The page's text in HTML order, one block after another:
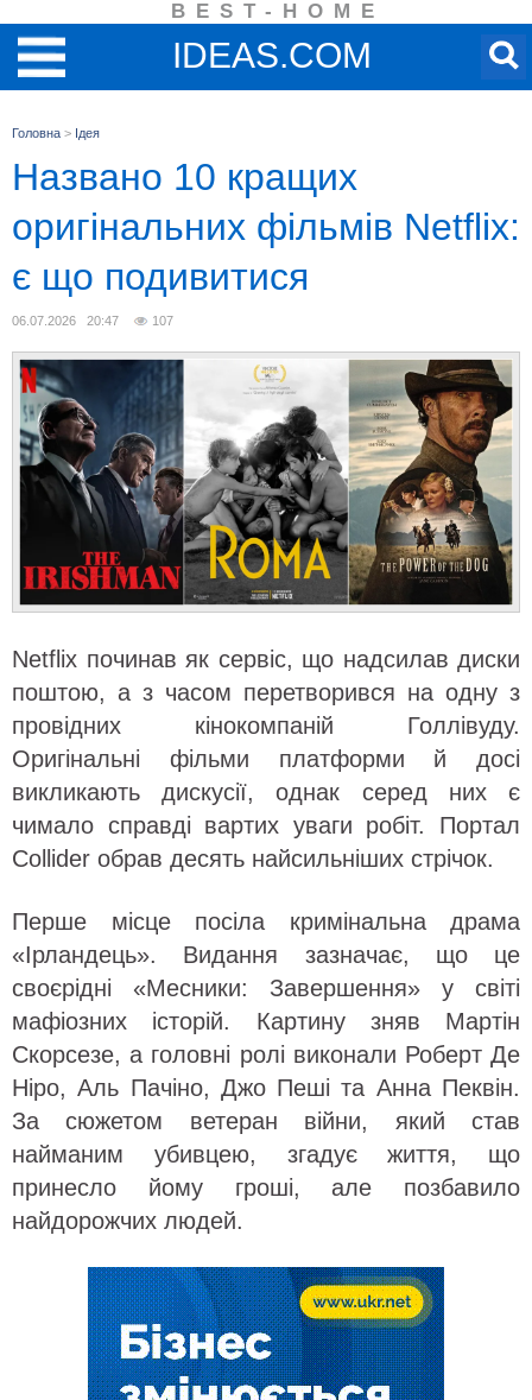
BEST-HOME
IDEAS.COM
Головна > Ідея
Названо 10 кращих
оригінальних фільмів Netflix:
є що подивитися
06.07.2026 20:47 107
Netflix починав як сервіс, що надсилав диски
поштою, а з часом перетворився на одну з
провідних кінокомпаній Голлівуду.
Оригінальні фільми платформи й досі
викликають дискусії, однак серед них є
чимало справді вартих уваги робіт. Портал
Collider обрав десять найсильніших стрічок.
Перше місце посіла кримінальна драма
«Ірландець». Видання зазначає, що це
своєрідні «Месники: Завершення» у світі
мафіозних історій. Картину зняв Мартін
Скорсезе, а головні ролі виконали Роберт Де
Ніро, Аль Пачіно, Джо Пеші та Анна Пеквін.
За сюжетом ветеран війни, який став
найманим убивцею, згадує життя, що
принесло йому гроші, але позбавило
найдорожчих людей.